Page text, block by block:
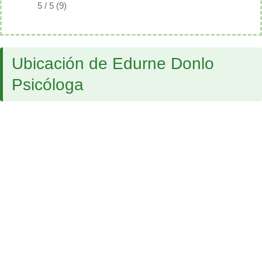
5 / 5 (9)
Ubicación de Edurne Donlo
Psicóloga